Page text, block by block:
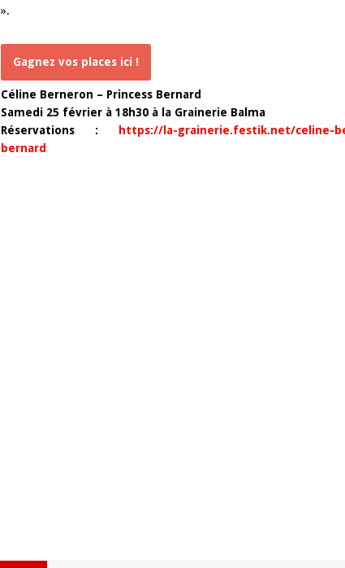
».
Gagnez vos places ici !
Céline Berneron – Princess Bernard
Samedi 25 février à 18h30 à la Grainerie Balma
Réservations :
https://la-grainerie.festik.net/celine-
bernard